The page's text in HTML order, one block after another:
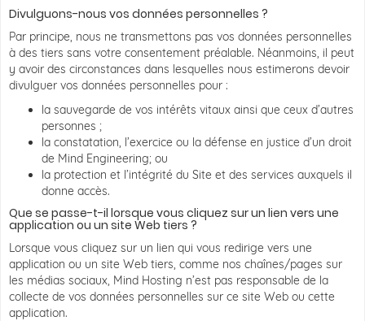
Divulguons-nous vos données personnelles ?
Par principe, nous ne transmettons pas vos données personnelles
à des tiers sans votre consentement préalable. Néanmoins, il peut
y avoir des circonstances dans lesquelles nous estimerons devoir
divulguer vos données personnelles pour :
la sauvegarde de vos intérêts vitaux ainsi que ceux d’autres
personnes ;
la constatation, l’exercice ou la défense en justice d’un droit
de Mind Engineering; ou
la protection et l’intégrité du Site et des services auxquels il
donne accès.
Que se passe-t-il lorsque vous cliquez sur un lien vers une
application ou un site Web tiers ?
Lorsque vous cliquez sur un lien qui vous redirige vers une
application ou un site Web tiers, comme nos chaînes/pages sur
les médias sociaux, Mind Hosting n’est pas responsable de la
collecte de vos données personnelles sur ce site Web ou cette
application.